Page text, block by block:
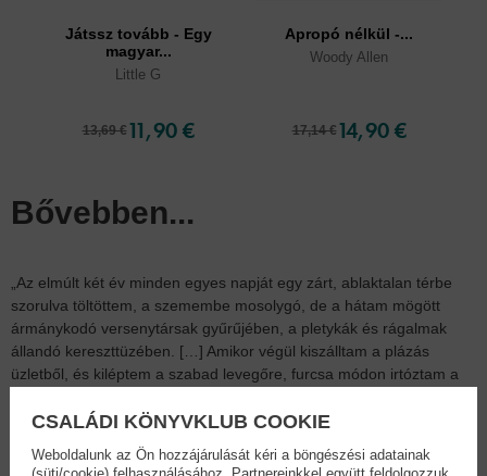
Játssz tovább - Egy
magyar...
Little G
13,69 € 11,90 €
Apropó nélkül -...
Woody Allen
17,14 € 14,90 €
Bővebben...
„Az elmúlt két év minden egyes napját egy zárt, ablaktalan térbe
szorulva töltöttem, a szemembe mosolygó, de a hátam mögött
ármánykodó versenytársak gyűrűjében, a pletykák és rágalmak
állandó kereszttüzében. […] Amikor végül kiszálltam a plázás
üzletből, és kiléptem a szabad levegőre, furcsa módon irtóztam a
városai közt vándorolva: volt kisbolti eladó, kerékpár-kereskedő,
CSALÁDI KÖNYVKLUB COOKIE
Weboldalunk az Ön hozzájárulását kéri a böngészési adatainak